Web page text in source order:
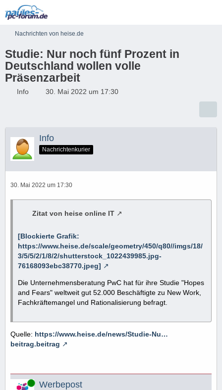
Nachrichten von heise.de
Studie: Nur noch fünf Prozent in
Deutschland wollen volle
Präsenzarbeit
Info 30. Mai 2022 um 17:30
Info
Nachrichtenkurier
30. Mai 2022 um 17:30
Zitat von heise online IT
[Blockierte Grafik:
https://www.heise.de/scale/geometry/450/q80//imgs/18/
3/5/5/2/1/8/2/shutterstock_1022439985.jpg-
76168093ebc38770.jpeg]
Die Unternehmensberatung PwC hat für ihre Studie "Hopes
and Fears" weltweit gut 52.000 Beschäftigte zu New Work,
Fachkräftemangel und Rationalisierung befragt.
Quelle: https://www.heise.de/news/Studie-Nu…
beitrag.beitrag
Online Werbepost